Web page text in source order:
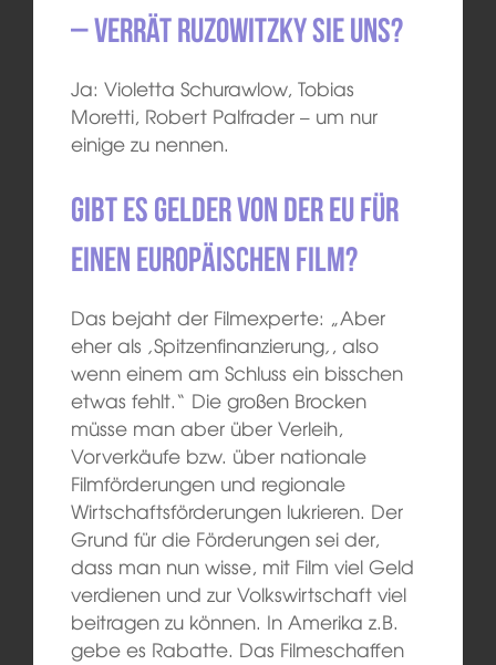
– verrät Ruzowitzky sie uns?
Ja: Violetta Schurawlow, Tobias
Moretti, Robert Palfrader – um nur
einige zu nennen.
Gibt es Gelder von der EU für
einen europäischen Film?
Das bejaht der Filmexperte: „Aber
eher als ‚Spitzenfinanzierung‚, also
wenn einem am Schluss ein bisschen
etwas fehlt.“ Die großen Brocken
müsse man aber über Verleih,
Vorverkäufe bzw. über nationale
Filmförderungen und regionale
Wirtschaftsförderungen lukrieren. Der
Grund für die Förderungen sei der,
dass man nun wisse, mit Film viel Geld
verdienen und zur Volkswirtschaft viel
beitragen zu können. In Amerika z.B.
gebe es Rabatte. Das Filmeschaffen